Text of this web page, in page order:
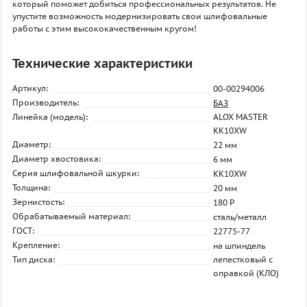
который поможет добиться профессиональных результатов. Не
упустите возможность модернизировать свои шлифовальные
работы с этим высококачественным кругом!
Технические характеристики
Артикул:
00-00294006
Производитель:
БАЗ
Линейка (модель):
ALOX MASTER
KK10XW
Диаметр:
22 мм
Диаметр хвостовика:
6 мм
Серия шлифовальной шкурки:
KK10XW
Толщина:
20 мм
Зернистость:
180 P
Обрабатываемый материал:
сталь/металл
ГОСТ:
22775-77
Крепление:
на шпиндель
Тип диска:
лепестковый с
оправкой (КЛО)